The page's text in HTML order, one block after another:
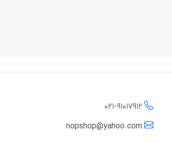
021-91017912